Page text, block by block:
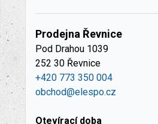
Prodejna Řevnice
Pod Drahou 1039
252 30 Řevnice
+420 773 350 004
obchod@elespo.cz
Otevírací doba